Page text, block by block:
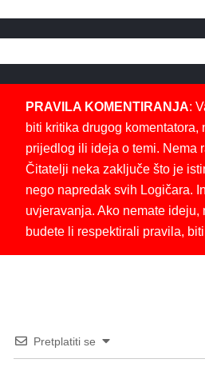
PRAVILA KOMENTIRANJA:
biti kritika drugog komentatora,
prijedlog ili ideja o temi. Nema
Čitatelji neka zaključe što je
nego napredak svih Logičara.
uvjeravanja. Ako nemate ideju,
budete li respektirali pravila,
Pretplatiti se